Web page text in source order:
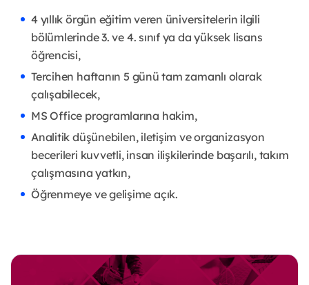
4 yıllık örgün eğitim veren üniversitelerin ilgili
bölümlerinde 3. ve 4. sınıf ya da yüksek lisans
öğrencisi,
Tercihen haftanın 5 günü tam zamanlı olarak
çalışabilecek,
MS Office programlarına hakim,
Analitik düşünebilen, iletişim ve organizasyon
becerileri kuvvetli, insan ilişkilerinde başarılı, takım
çalışmasına yatkın,
Öğrenmeye ve gelişime açık.